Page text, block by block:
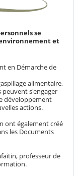
se
et
en Démarche de
alimentaire,
peuvent s'engager
développement
actions.
ont également créé
les Documents
professeur de